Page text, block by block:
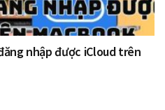
nhập được iCloud trên